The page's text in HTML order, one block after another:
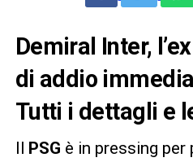
Demiral Inter,
di addio
Tutti i dettagli e
Il PSG è in pressing